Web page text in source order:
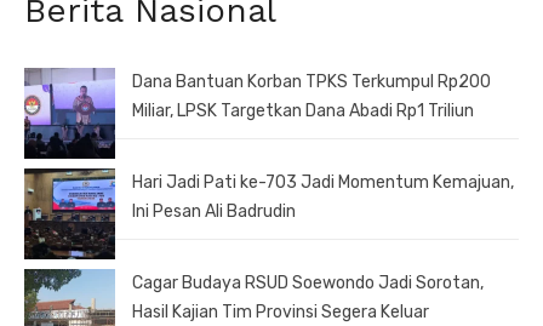
Berita Nasional
Dana Bantuan Korban TPKS Terkumpul Rp200
Miliar, LPSK Targetkan Dana Abadi Rp1 Triliun
Hari Jadi Pati ke-703 Jadi Momentum Kemajuan,
Ini Pesan Ali Badrudin
Cagar Budaya RSUD Soewondo Jadi Sorotan,
Hasil Kajian Tim Provinsi Segera Keluar